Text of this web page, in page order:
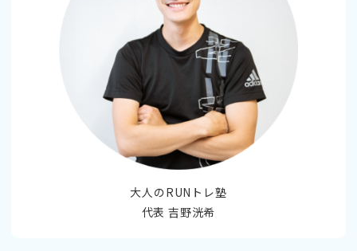
大人のRUNトレ塾
代表 吉野洸希